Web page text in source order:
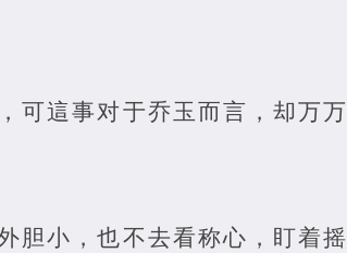
可這事对于乔玉而言，却万万
胆小，也不去看称心，盯着摇